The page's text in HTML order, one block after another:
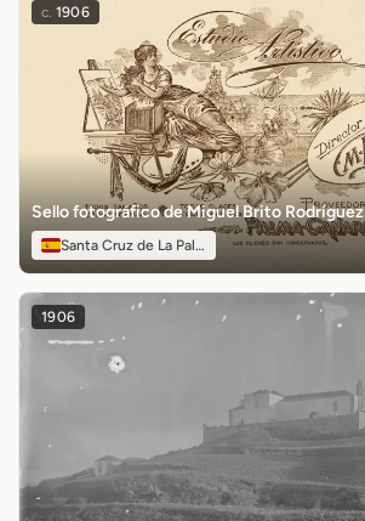
c. 1906
Sello fotográfico de Miguel Brito Rodríguez
Santa Cruz de La Palma
1906